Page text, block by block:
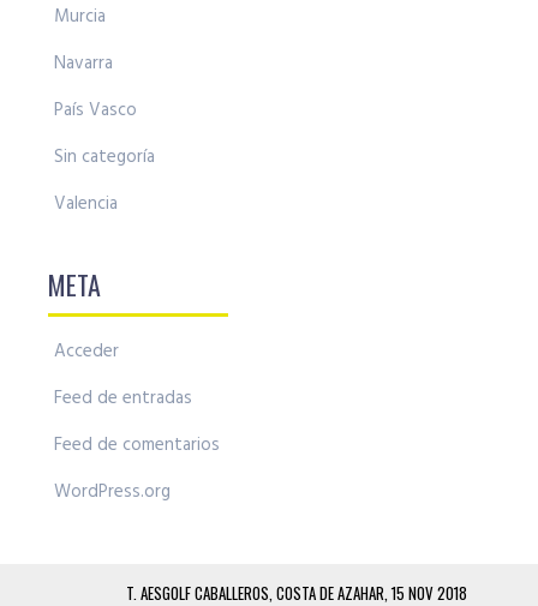
Murcia
Navarra
País Vasco
Sin categoría
Valencia
META
Acceder
Feed de entradas
Feed de comentarios
WordPress.org
T. AESGOLF CABALLEROS, COSTA DE AZAHAR, 15 NOV 2018